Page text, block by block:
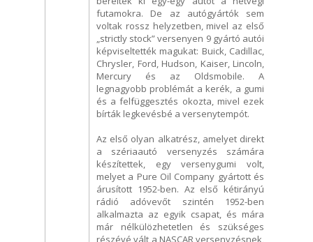
futamokra. De az autógyártók sem
voltak rossz helyzetben, mivel az első
„strictly stock” versenyen 9 gyártó autói
képviseltették magukat: Buick, Cadillac,
Chrysler, Ford, Hudson, Kaiser, Lincoln,
Mercury és az Oldsmobile. A
legnagyobb problémát a kerék, a gumi
és a felfüggesztés okozta, mivel ezek
bírták legkevésbé a versenytempót.
Az első olyan alkatrész, amelyet direkt
a szériaautó versenyzés számára
készítettek, egy versenygumi volt,
melyet a Pure Oil Company gyártott és
árusított 1952-ben. Az első kétirányú
rádió adóvevőt szintén 1952-ben
alkalmazta az egyik csapat, és mára
már nélkülözhetetlen és szükséges
részévé vált a NASCAR versenyzésnek,